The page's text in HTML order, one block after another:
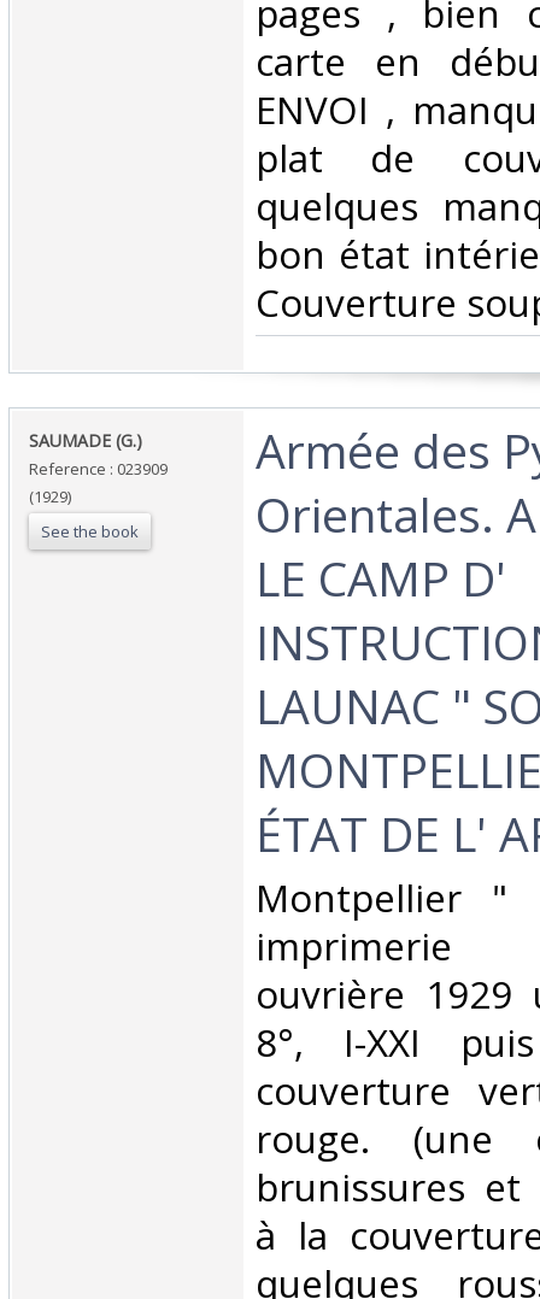
pages , bien
carte en
ENVOI ,
plat de
quelques
bon état
Couverture
‎SAUMADE (G.)‎
Reference : 023909
(1929)
See the book
‎Armée des
Orientales.
LE CAMP D'
LAUNAC "
ÉTAT DE L'
‎Montpellier
imprimerie
ouvrière 1929
8°, I-XXI
couverture
rouge. (une
brunissures et
à la
quelques